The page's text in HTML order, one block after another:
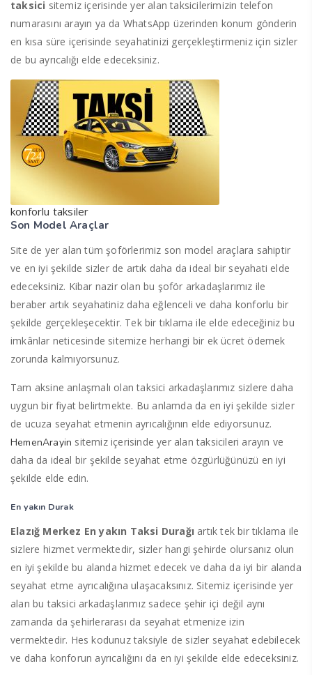
taksici sitemiz içerisinde yer alan taksicilerimizin telefon
numarasını arayın ya da WhatsApp üzerinden konum gönderin
en kısa süre içerisinde seyahatinizi gerçekleştirmeniz için sizler
de bu ayrıcalığı elde edeceksiniz.
konforlu taksiler
Son Model Araçlar
Site de yer alan tüm şoförlerimiz son model araçlara sahiptir
ve en iyi şekilde sizler de artık daha da ideal bir seyahati elde
edeceksiniz. Kibar nazir olan bu şoför arkadaşlarımız ile
beraber artık seyahatiniz daha eğlenceli ve daha konforlu bir
şekilde gerçekleşecektir. Tek bir tıklama ile elde edeceğiniz bu
imkânlar neticesinde sitemize herhangi bir ek ücret ödemek
zorunda kalmıyorsunuz.
Tam aksine anlaşmalı olan taksici arkadaşlarımız sizlere daha
uygun bir fiyat belirtmekte. Bu anlamda da en iyi şekilde sizler
de ucuza seyahat etmenin ayrıcalığının elde ediyorsunuz.
HemenArayin sitemiz içerisinde yer alan taksicileri arayın ve
daha da ideal bir şekilde seyahat etme özgürlüğünüzü en iyi
şekilde elde edin.
En yakın Durak
Elazığ Merkez En yakın Taksi Durağı artık tek bir tıklama ile
sizlere hizmet vermektedir, sizler hangi şehirde olursanız olun
en iyi şekilde bu alanda hizmet edecek ve daha da iyi bir alanda
seyahat etme ayrıcalığına ulaşacaksınız. Sitemiz içerisinde yer
alan bu taksici arkadaşlarımız sadece şehir içi değil aynı
zamanda da şehirlerarası da seyahat etmenize izin
vermektedir. Hes kodunuz taksiyle de sizler seyahat edebilecek
ve daha konforun ayrıcalığını da en iyi şekilde elde edeceksiniz.